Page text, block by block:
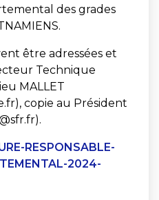
des grades
être adressées et
Technique
MALLET
copie au Président
RESPONSABLE-
2024-